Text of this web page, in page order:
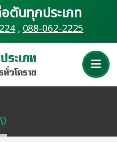
ตันทุกประเภท
,088-062-2225